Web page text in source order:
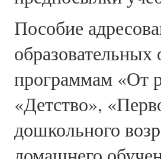
Пособие
программам «От
«Детство»,
дошкольного